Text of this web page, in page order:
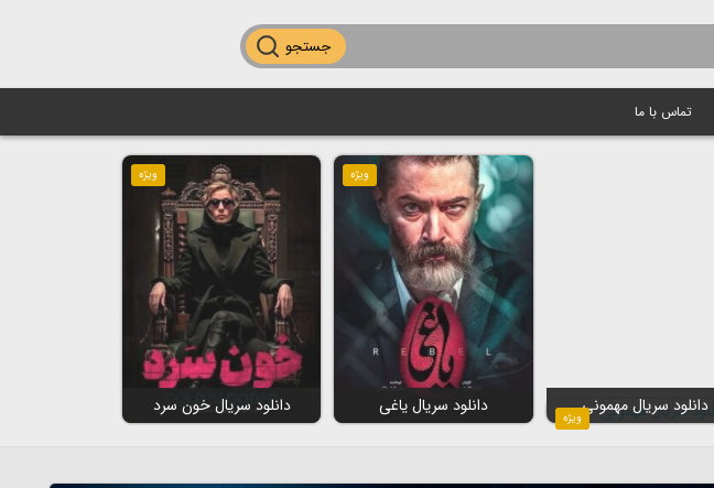
جستجو
تماس با ما
ویژه
دانلود سریال مهمونی
ویژه
دانلود سریال یاغی
ویژه
دانلود سریال خون سرد